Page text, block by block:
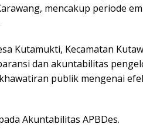
mencakup periode
Kutamukti, Kecamatan
dan akuntabilitas
publik mengenai
Akuntabilitas APBDes.